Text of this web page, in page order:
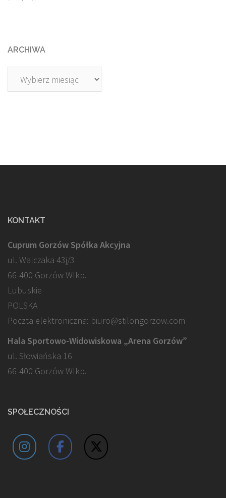
ARCHIWA
Archiwa
KONTAKT
Cuprum Gorzów Spółka Akcyjna
ul. Walczaka 43j/3
66-400 Gorzów Wlkp.
Lubuskie
POLSKA
Poczta elektroniczna: biuro@stilongorzow.com
Hala Sportowo-Widowiskowa „Arena Gorzów”
ul. Słowiańska 16
66-400 Gorzów Wlkp.
SPOŁECZNOŚCI